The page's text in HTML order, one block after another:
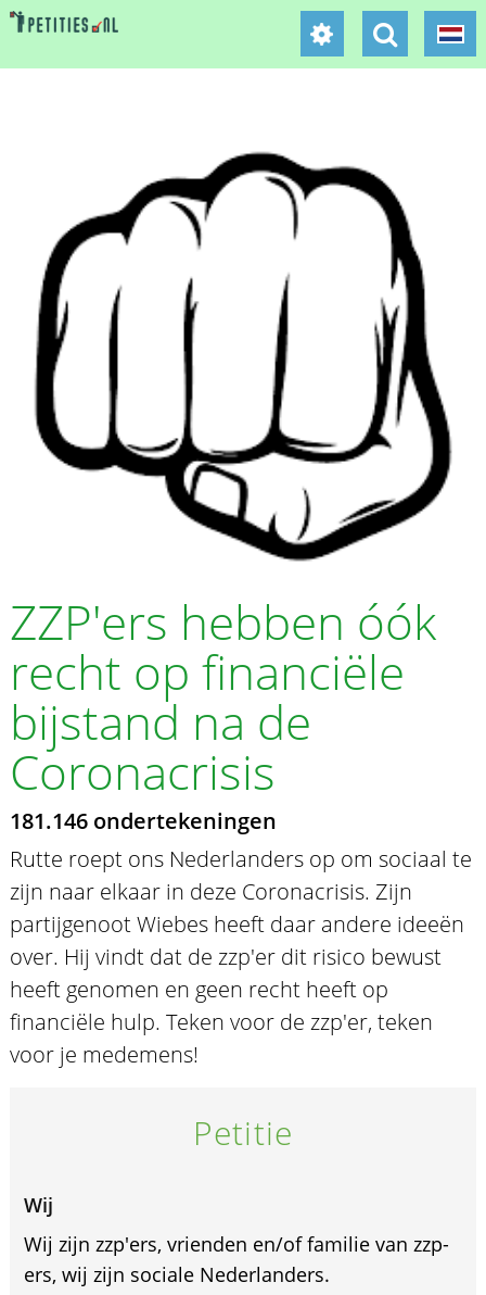
ZZP'ers hebben óók
recht op financiële
bijstand na de
Coronacrisis
181.146 ondertekeningen
Rutte roept ons Nederlanders op om sociaal te
zijn naar elkaar in deze Coronacrisis. Zijn
partijgenoot Wiebes heeft daar andere ideeën
over. Hij vindt dat de zzp'er dit risico bewust
heeft genomen en geen recht heeft op
financiële hulp. Teken voor de zzp'er, teken
voor je medemens!
Petitie
Wij
Wij zijn zzp'ers, vrienden en/of familie van zzp-
ers, wij zijn sociale Nederlanders.